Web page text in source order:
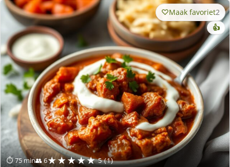
⏱ 75 min👥 6★★★★★ 5 (1)
Maak favoriet2
👍